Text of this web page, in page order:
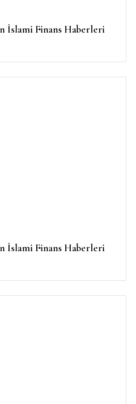
İslami Finans Haberleri
İslami Finans Haberleri